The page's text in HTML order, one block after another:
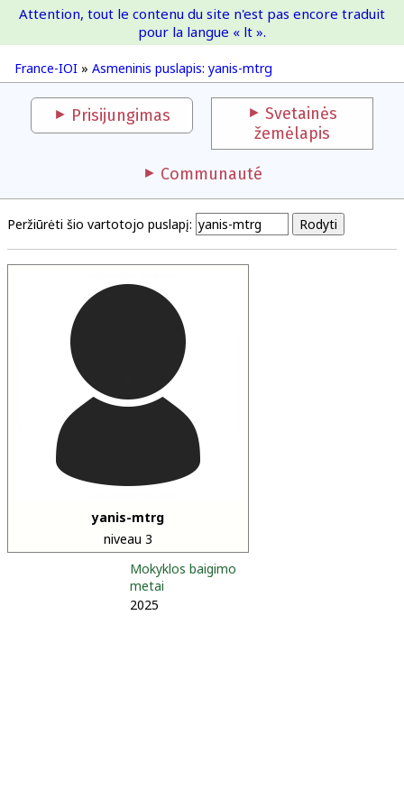
France-IOI
France-IOI » Asmeninis puslapis: yanis-mtrg
Attention, tout le contenu du site n'est pas encore traduit
pour la langue « lt ».
Prisijungimas
Svetainės
žemėlapis
Communauté
Peržiūrėti šio vartotojo puslapį:
yanis-mtrg
niveau 3
Mokyklos baigimo
metai
2025